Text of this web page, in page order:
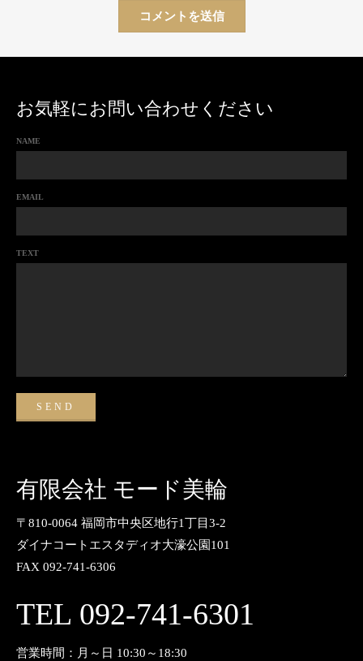
お気軽にお問い合わせください
NAME
EMAIL
TEXT
有限会社 モード美輪
〒810-0064 福岡市中央区地行1丁目3-2
ダイナコートエスタディオ大濠公園101
FAX 092-741-6306
TEL 092-741-6301
営業時間：月～日 10:30～18:30